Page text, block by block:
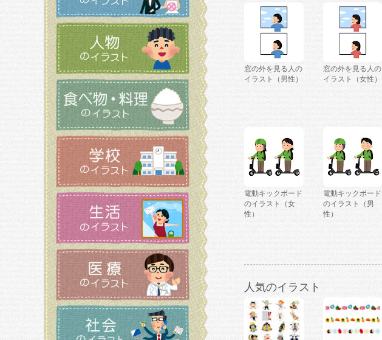
窓の外を見る人の
イラスト（男性）
窓の外を見る人の
イラスト（女性）
電動キックボード
のイラスト（女
性）
電動キックボード
のイラスト（男
性）
人気のイラスト